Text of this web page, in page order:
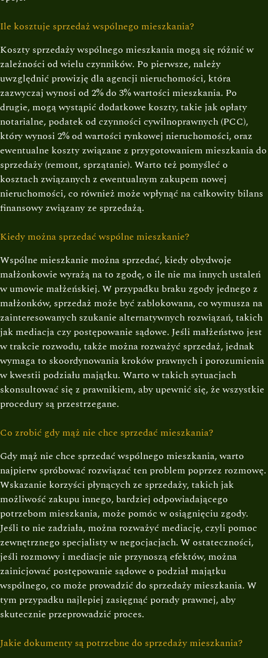
Ile kosztuje sprzedaż wspólnego mieszkania?
Koszty sprzedaży wspólnego mieszkania mogą się różnić w
zależności od wielu czynników. Po pierwsze, należy
uwzględnić prowizję dla agencji nieruchomości, która
zazwyczaj wynosi od 2% do 3% wartości mieszkania. Po
drugie, mogą wystąpić dodatkowe koszty, takie jak opłaty
notarialne, podatek od czynności cywilnoprawnych (PCC),
który wynosi 2% od wartości rynkowej nieruchomości, oraz
ewentualne koszty związane z przygotowaniem mieszkania do
sprzedaży (remont, sprzątanie). Warto też pomyśleć o
kosztach związanych z ewentualnym zakupem nowej
nieruchomości, co również może wpłynąć na całkowity bilans
finansowy związany ze sprzedażą.
Kiedy można sprzedać wspólne mieszkanie?
Wspólne mieszkanie można sprzedać, kiedy obydwoje
małżonkowie wyrażą na to zgodę, o ile nie ma innych ustaleń
w umowie małżeńskiej. W przypadku braku zgody jednego z
małżonków, sprzedaż może być zablokowana, co wymusza na
zainteresowanych szukanie alternatywnych rozwiązań, takich
jak mediacja czy postępowanie sądowe. Jeśli małżeństwo jest
w trakcie rozwodu, także można rozważyć sprzedaż, jednak
wymaga to skoordynowania kroków prawnych i porozumienia
w kwestii podziału majątku. Warto w takich sytuacjach
skonsultować się z prawnikiem, aby upewnić się, że wszystkie
procedury są przestrzegane.
Co zrobić gdy mąż nie chce sprzedać mieszkania?
Gdy mąż nie chce sprzedać wspólnego mieszkania, warto
najpierw spróbować rozwiązać ten problem poprzez rozmowę.
Wskazanie korzyści płynących ze sprzedaży, takich jak
możliwość zakupu innego, bardziej odpowiadającego
potrzebom mieszkania, może pomóc w osiągnięciu zgody.
Jeśli to nie zadziała, można rozważyć mediację, czyli pomoc
zewnętrznego specjalisty w negocjacjach. W ostateczności,
jeśli rozmowy i mediacje nie przynoszą efektów, można
zainicjować postępowanie sądowe o podział majątku
wspólnego, co może prowadzić do sprzedaży mieszkania. W
tym przypadku najlepiej zasięgnąć porady prawnej, aby
skutecznie przeprowadzić proces.
Jakie dokumenty są potrzebne do sprzedaży mieszkania?